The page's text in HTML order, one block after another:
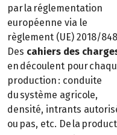
par la réglementation
européenne via le
règlement (UE) 2018/
Des cahiers des
en découlent pour
production : conduite
du système agricole,
densité, intrants
ou pas, etc. De la